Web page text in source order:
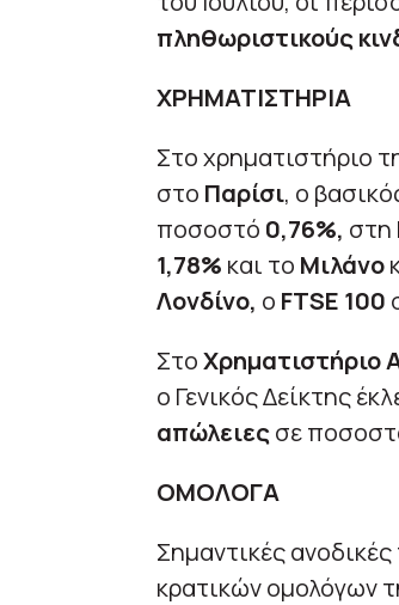
πληθωριστικούς
ΧΡΗΜΑΤΙΣΤΗΡΙΑ
Στο χρηματιστήριο
στο Παρίσι, ο
ποσοστό 0,76%, στη
1,78% και το Μιλάνο
Λονδίνο, ο FTSE 100
ΣτοΧρηματιστήριο
ο Γενικός Δείκτης
απώλειεςσε
ΟΜΟΛΟΓΑ
Σημαντικές
κρατικών ομολόγων